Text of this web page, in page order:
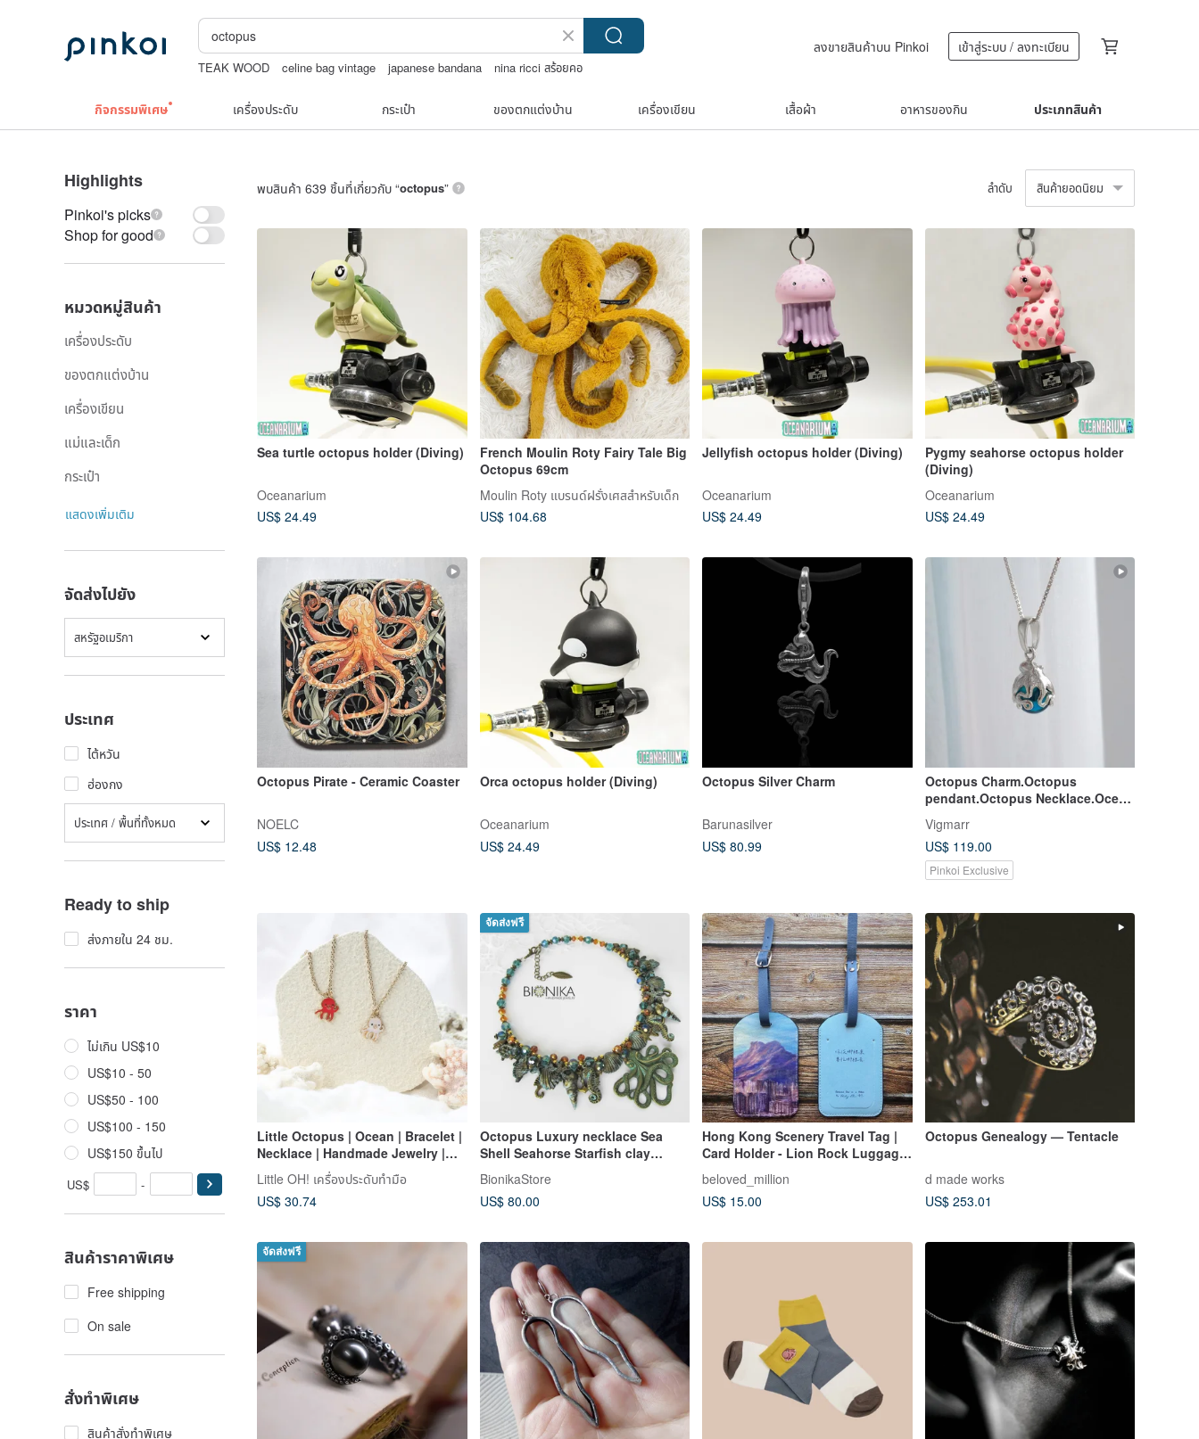
TEAK WOOD celine bag vintage japanese bandana
nina ricci สร้อยคอ
ลงขายสินค้าบน Pinkoi เข้าสู่ระบบ / ลงทะเบียน
กิจกรรมพิเศษ เครื่องประดับ กระเป๋า ของตกแต่งบ้าน เครื่องเขียน เสื้อผ้า อาหารของกิน ประเภทสินค้า
Highlights
Pinkoi's picks
Shop for good
หมวดหมู่สินค้า
เครื่องประดับ
ของตกแต่งบ้าน
เครื่องเขียน
แม่และเด็ก
กระเป๋า
แสดงเพิ่มเติม
จัดส่งไปยัง
สหรัฐอเมริกา
ประเทศ
ไต้หวัน
ฮ่องกง
ประเทศ / พื้นที่ทั้งหมด
Ready to ship
ส่งภายใน 24 ชม.
ราคา
ไม่เกิน US$10
US$10 - 50
US$50 - 100
US$100 - 150
US$150 ขึ้นไป
US$ -
สินค้าราคาพิเศษ
Free shipping
On sale
สั่งทำพิเศษ
สินค้าสั่งทำพิเศษ
พบสินค้า 639 ชิ้นที่เกี่ยวกับ “octopus” ลำดับ สินค้ายอดนิยม
Sea turtle octopus holder (Diving)
Oceanarium
US$ 24.49
French Moulin Roty Fairy Tale Big
Octopus 69cm
Moulin Roty แบรนด์ฝรั่งเศสสำหรับเด็ก
US$ 104.68
Jellyfish octopus holder (Diving)
Oceanarium
US$ 24.49
Pygmy seahorse octopus holder
(Diving)
Oceanarium
US$ 24.49
Octopus Pirate - Ceramic Coaster
NOELC
US$ 12.48
Orca octopus holder (Diving)
Oceanarium
US$ 24.49
Octopus Silver Charm
Barunasilver
US$ 80.99
Octopus Charm.Octopus
pendant.Octopus Necklace.Ocean
Vigmarr
US$ 119.00
Pinkoi Exclusive
Little Octopus | Ocean | Bracelet |
Necklace | Handmade Jewelry |
Birthday Gift | Gift Box Packaging
Little OH! เครื่องประดับทำมือ
US$ 30.74
จัดส่งฟรี
Octopus Luxury necklace Sea
Shell Seahorse Starfish clay
necklace Kraken jewelry
BionikaStore
US$ 80.00
Hong Kong Scenery Travel Tag |
Card Holder - Lion Rock Luggage
Tag Luggage Charm
beloved_million
US$ 15.00
Octopus Genealogy — Tentacle
d made works
US$ 253.01
จัดส่งฟรี